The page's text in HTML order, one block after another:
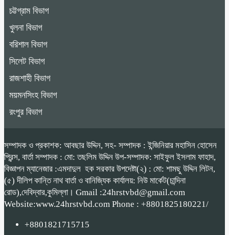
চট্টগ্রাম বিভাগ
খুলনা বিভাগ
বরিশাল বিভাগ
সিলেট বিভাগ
রাজশাহী বিভাগ
ময়মনসিংহ বিভাগ
রংপুর বিভাগ
সম্পাদক ও প্রকাশক: আবছার উদ্দিন, সহ- সম্পাদক : ইন্জিনিয়ার মহাসিন হোসেন
প্রিন্স, বার্তা সম্পাদক : মো: তছলিম উদ্দিন উপ-সম্পাদক: সাইফুল ইসলাম ফাহাদ,
বিজ্ঞাপন ম্যানেজার :এমদাদুল হক সরকার উপদেষ্টা(২) : মো: শামছু উদ্দিন লিটন,
(৫) দীলিপ কান্তি নাথ বার্তা ও বানিজ্যিক কার্যালয়: নিউ মার্কেট(চান্দিনা
রোড),দেবিদ্বার,কুমিল্লা। Gmail :24hrstvbd@gmail.com
Website:www.24hrstvbd.com Phone : +8801825180221/
+8801821715715